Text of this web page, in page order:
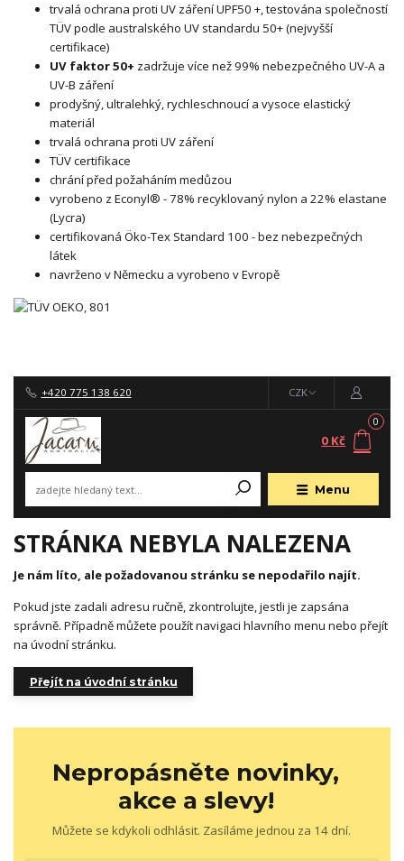
trvalá ochrana proti UV záření UPF50 +, testována společností
TÜV podle australského UV standardu 50+ (nejvyšší
certifikace)
UV faktor 50+ zadržuje více než 99% nebezpečného UV-A a
UV-B záření
prodyšný, ultralehký, rychleschnoucí a vysoce elastický
materiál
trvalá ochrana proti UV záření
TÜV certifikace
chrání před požaháním medůzou
vyrobeno z Econyl® - 78% recyklovaný nylon a 22% elastane
(Lycra)
certifikovaná Öko-Tex Standard 100 - bez nebezpečných
látek
navrženo v Německu a vyrobeno v Evropě
Menu
CZK
+420 775 138 620
0
0 Kč
STRÁNKA NEBYLA NALEZENA
Je nám líto, ale požadovanou stránku se nepodařilo najít.
Pokud jste zadali adresu ručně, zkontrolujte, jestli je zapsána
správně. Případně můžete použít navigaci hlavního menu nebo přejít
na úvodní stránku.
Přejít na úvodní stránku
Nepropásněte novinky,
akce a slevy!
Můžete se kdykoli odhlásit. Zasíláme jednou za 14 dní.